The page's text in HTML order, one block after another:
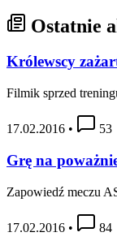
Ostatnie
Królewscy
Filmik sprzed
17.02.2016 • 53
Grę na
Zapowiedź meczu
17.02.2016 • 84